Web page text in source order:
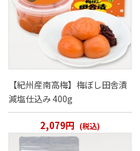
【紀州産南高梅】梅ぼし田舎漬
減塩仕込み 400g
2,079円 (税込)